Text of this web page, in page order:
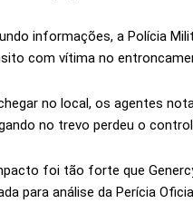
informações, a Polícia
com vítima no
no local, os agentes
no trevo perdeu o
foi tão forte que
para análise da Perícia